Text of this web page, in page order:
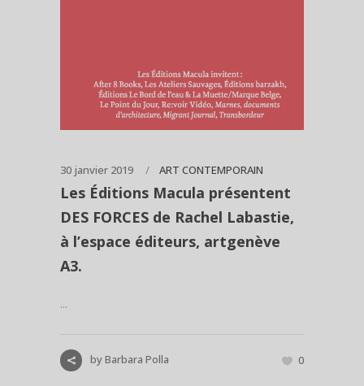
30 janvier 2019 ART CONTEMPORAIN
Les Éditions Macula présentent
DES FORCES de Rachel Labastie,
à l’espace éditeurs, artgenève
A3.
...
byBarbara Polla 0